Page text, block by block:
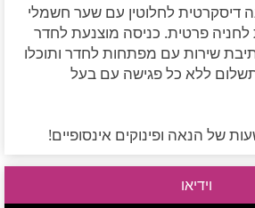
דיסקרטית לחלוטין עם שער חשמלי
לחניה פרטית. כניסה מוצנעת לחדר
שירות עם מפתחות לחדר ותוכלו
ללא כל פגישה עם בעל
שעות של הנאה ופינוקים אינסופיים!
וידיאו